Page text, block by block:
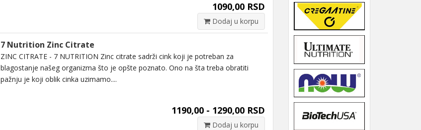
1090,00 RSD
Dodaj u korpu
7 Nutrition Zinc Citrate
ZINC CITRATE - 7 NUTRITION Zinc citrate sadrži cink koji je potreban za
blagostanje našeg organizma što je opšte poznato. Ono na šta treba obratiti
pažnju je koji oblik cinka uzimamo....
1190,00 - 1290,00 RSD
Dodaj u korpu